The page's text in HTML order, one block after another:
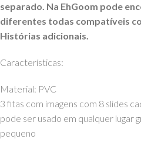
separado. Na EhGoom pode
diferentes todas compatíveis
Histórias adicionais.
Características:
Material: PVC
3 fitas com imagens com 8 slides
pode ser usado em qualquer lugar
pequeno